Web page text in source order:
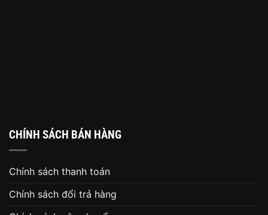
CHÍNH SÁCH BÁN HÀNG
Chính sách thanh toán
Chính sách đổi trả hàng